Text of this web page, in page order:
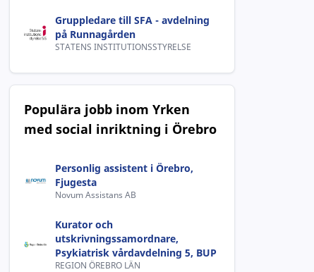
Gruppledare till SFA - avdelning
på Runnagården
STATENS INSTITUTIONSSTYRELSE
Populära jobb inom Yrken
med social inriktning i Örebro
Personlig assistent i Örebro,
Fjugesta
Novum Assistans AB
Kurator och
utskrivningssamordnare,
Psykiatrisk vårdavdelning 5, BUP
REGION ÖREBRO LÄN